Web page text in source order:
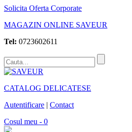
Solicita Oferta Corporate
MAGAZIN ONLINE SAVEUR
Tel: 0723602611
CATALOG DELICATESE
Autentificare | Contact
Cosul meu - 0